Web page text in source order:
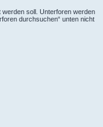
soll. Unterforen werden
durchsuchen“ unten nicht